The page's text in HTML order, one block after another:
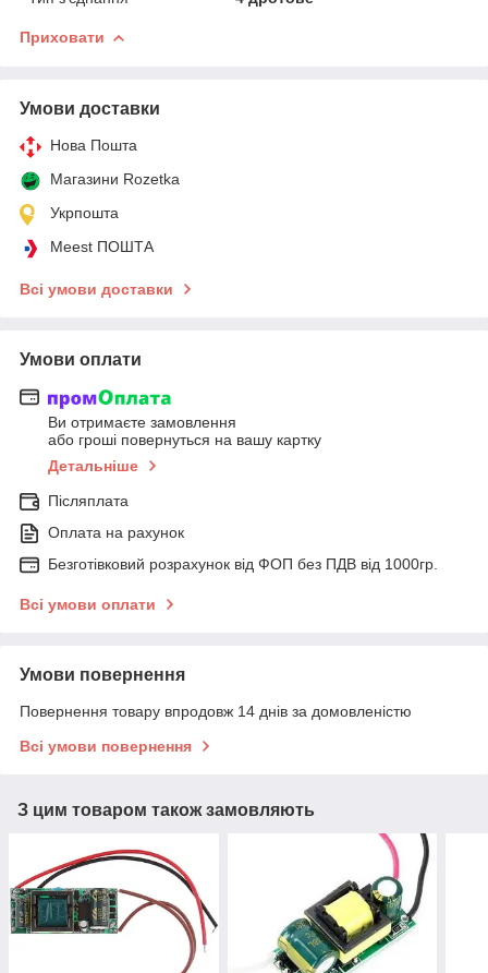
Приховати
Умови доставки
Нова Пошта
Магазини Rozetka
Укрпошта
Meest ПОШТА
Всі умови доставки
Умови оплати
Ви отримаєте замовлення
або гроші повернуться на вашу картку
Детальніше
Післяплата
Оплата на рахунок
Безготівковий розрахунок від ФОП без ПДВ від 1000гр.
Всі умови оплати
Умови повернення
Повернення товару впродовж 14 днів за домовленістю
Всі умови повернення
З цим товаром також замовляють